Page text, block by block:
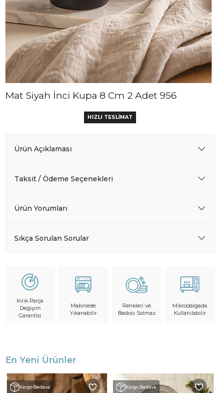
Mat Siyah İnci Kupa 8 Cm 2 Adet 956
HIZLI TESLİMAT
Ürün Açıklaması
Taksit / Ödeme Seçenekleri
Ürün Yorumları
Sıkça Sorulan Sorular
Kırık Parça
Değişim
Garantisi
Makinede
Yıkanabilir
Renkleri ve
Baskısı Solmaz
Mikrodalgada
Kullanılabilir
En Yeni Ürünler
Kargo Bedava Kargo Bedava